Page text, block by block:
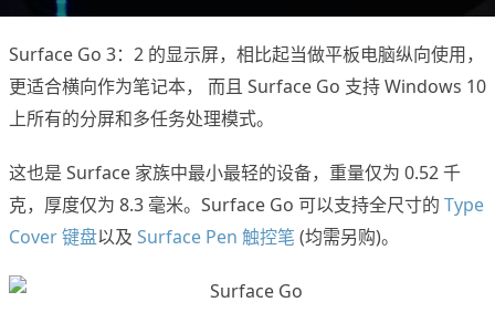
Surface Go 3：2 的显示屏，相比起当做平板电脑纵向使用，
更适合横向作为笔记本， 而且 Surface Go 支持 Windows 10
上所有的分屏和多任务处理模式。
这也是 Surface 家族中最小最轻的设备，重量仅为 0.52 千
克，厚度仅为 8.3 毫米。Surface Go 可以支持全尺寸的 Type
Cover 键盘以及 Surface Pen 触控笔 (均需另购)。